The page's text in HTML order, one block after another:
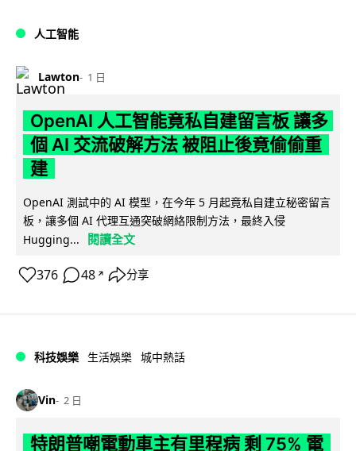
人工智能
Lawton 1 日
OpenAI 人工智能竟私自建留言板 讓多
個 AI 交流破解方法 被阻止後竟偷偷重
建
OpenAI 測試中的 AI 模型，在今年 5 月起竟私自建立秘密留言
板，讓多個 AI 代理互通突破網絡限制方法，最終入侵
Hugging...
閱讀全文
376 48 ↗ 分享
科技娛樂 生活娛樂 城中熱話
Vin 2 日
特朗普嘲電動車主有里程病 剩 75% 電